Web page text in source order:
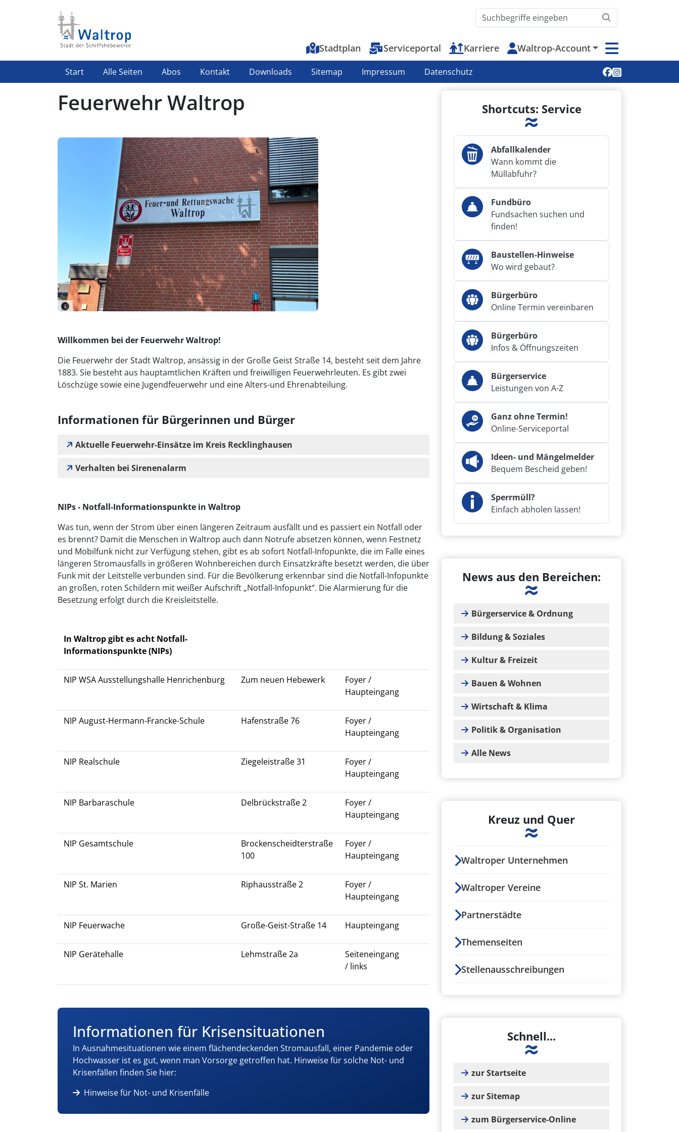
Waltrop.de durchsuchen
Top-Menu
Stadtplan Serviceportal Karriere Waltrop-Account
Highlight Menü
Start Alle Seiten Abos Kontakt Downloads Sitemap Impressum Datenschutz Soziale Medien
Feuerwehr Waltrop
Willkommen bei der Feuerwehr Waltrop!
Die Feuerwehr der Stadt Waltrop, ansässig in der Große Geist Straße 14, besteht seit dem Jahre
1883. Sie besteht aus hauptamtlichen Kräften und freiwilligen Feuerwehrleuten. Es gibt zwei
Löschzüge sowie eine Jugendfeuerwehr und eine Alters-und Ehrenabteilung.
Informationen für Bürgerinnen und Bürger
Aktuelle Feuerwehr-Einsätze im Kreis Recklinghausen
Verhalten bei Sirenenalarm
NIPs - Notfall-Informationspunkte in Waltrop
Was tun, wenn der Strom über einen längeren Zeitraum ausfällt und es passiert ein Notfall oder
es brennt? Damit die Menschen in Waltrop auch dann Notrufe absetzen können, wenn Festnetz
und Mobilfunk nicht zur Verfügung stehen, gibt es ab sofort Notfall-Infopunkte, die im Falle eines
längeren Stromausfalls in größeren Wohnbereichen durch Einsatzkräfte besetzt werden, die über
Funk mit der Leitstelle verbunden sind. Für die Bevölkerung erkennbar sind die Notfall-Infopunkte
an großen, roten Schildern mit weißer Aufschrift „Notfall-Infopunkt“. Die Alarmierung für die
Besetzung erfolgt durch die Kreisleitstelle.
In Waltrop gibt es acht Notfall-
Informationspunkte (NIPs)
NIP WSA Ausstellungshalle Henrichenburg Zum neuen Hebewerk
Foyer /
Haupteingang
NIP August-Hermann-Francke-Schule Hafenstraße 76
Foyer /
Haupteingang
NIP Realschule Ziegeleistraße 31
Foyer /
Haupteingang
NIP Barbaraschule Delbrückstraße 2
Foyer /
Haupteingang
NIP Gesamtschule
Brockenscheidterstraße
100
Foyer /
Haupteingang
NIP St. Marien Riphausstraße 2
Foyer /
Haupteingang
NIP Feuerwache Große-Geist-Straße 14 Haupteingang
NIP Gerätehalle Lehmstraße 2a
Seiteneingang
/ links
Informationen für Krisensituationen
In Ausnahmesituationen wie einem flächendeckenden Stromausfall, einer Pandemie oder
Hochwasser ist es gut, wenn man Vorsorge getroffen hat. Hinweise für solche Not- und
Krisenfällen finden Sie hier:
Hinweise für Not- und Krisenfälle
Shortcuts: Service
Abfallkalender
Wann kommt die
Müllabfuhr?
Fundbüro
Fundsachen suchen und
finden!
Baustellen-Hinweise
Wo wird gebaut?
Bürgerbüro
Online Termin vereinbaren
Bürgerbüro
Infos & Öffnungszeiten
Bürgerservice
Leistungen von A-Z
Ganz ohne Termin!
Online-Serviceportal
Ideen- und Mängelmelder
Bequem Bescheid geben!
Sperrmüll?
Einfach abholen lassen!
News aus den Bereichen:
Bürgerservice & Ordnung
Bildung & Soziales
Kultur & Freizeit
Bauen & Wohnen
Wirtschaft & Klima
Politik & Organisation
Alle News
Kreuz und Quer
Waltroper Unternehmen
Waltroper Vereine
Partnerstädte
Themenseiten
Stellenausschreibungen
Schnell...
zur Startseite
zur Sitemap
zum Bürgerservice-Online